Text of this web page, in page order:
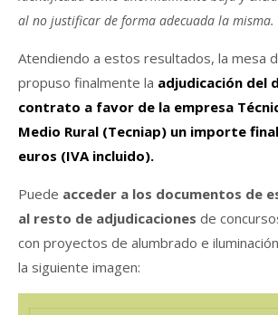
al no justificar de forma adecuada la misma.
Atendiendo a estos resultados, la mesa
propuso finalmente la adjudicación del
contrato a favor de la empresa
Medio Rural (Tecniap) un importe
euros (IVA incluido).
Puede acceder a los documentos de
al resto de adjudicaciones de
con proyectos de alumbrado e
la siguiente imagen: